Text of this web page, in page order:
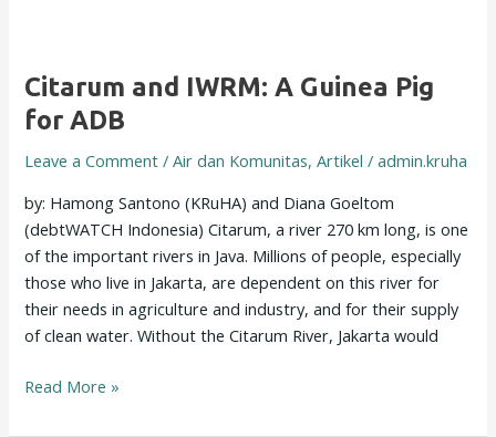
Citarum and IWRM: A Guinea Pig
for ADB
Leave a Comment /Air dan Komunitas,Artikel /admin.kruha
by: Hamong Santono (KRuHA) and Diana Goeltom
(debtWATCH Indonesia) Citarum, a river 270 km long, is one
of the important rivers in Java. Millions of people, especially
those who live in Jakarta, are dependent on this river for
their needs in agriculture and industry, and for their supply
of clean water. Without the Citarum River, Jakarta would
IWRM:
A
Pig
ADB
Read More »